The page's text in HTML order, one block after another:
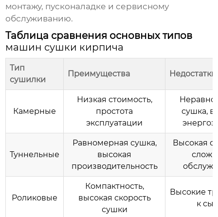
монтажу, пусконаладке и сервисному
обслуживанию.
Таблица сравнения основных типов
машин сушки кирпича
Тип
сушилки
Преимущества Недостатки
Камерные
Низкая стоимость,
простота
эксплуатации
сушка,
Туннельные
Равномерная сушка,
высокая
производительность
Высокая
Роликовые
Компактность,
высокая скорость
сушки
Высокие
к